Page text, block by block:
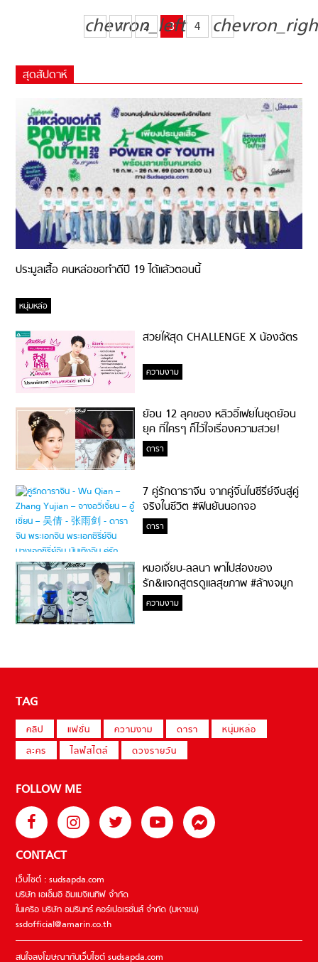
chevron_left
1 2 3 4
สุดสัปดาห์
ประมูลเสื้อ คนหล่อขอทำดีปี 19 ได้แล้วตอนนี้
หนุ่มหล่อ
สวยให้สุด CHALLENGE X น้องฉัตร
ความงาม
ย้อน 12 ลุคของ หลิวอี้เฟยในชุดย้อน
ยุค ที่ใครๆ ก็ไว้ใจเรื่องความสวย!
ดารา
7 คู่รักดาราจีน จากคู่จิ้นในซีรี่ย์จีนสู่คู่
จริงในชีวิต #ฟินยันนอกจอ
ดารา
หมอเจี๊ยบ-ลลนา พาไปส่องของ
รัก&แจกสูตรดูแลสุขภาพ #ล้างจมูก
ไม่ยากจะสอนให้
ความงาม
TAG
คลิป แฟชั่น ความงาม ดารา
หนุ่มหล่อ
ละคร
ไลฟ์สไตล์ ดวงรายวัน
FOLLOW ME
CONTACT
เว็บไซต์ : sudsapda.com
บริษัท เอเอ็มอี อิมเมจิเนทีฟ จำกัด
ในเครือ บริษัท อมรินทร์ คอร์เปอเรชั่นส์ จำกัด (มหาชน)
ssdofficial@amarin.co.th
สนใจลงโฆษณากับเว็บไซต์ sudsapda.com